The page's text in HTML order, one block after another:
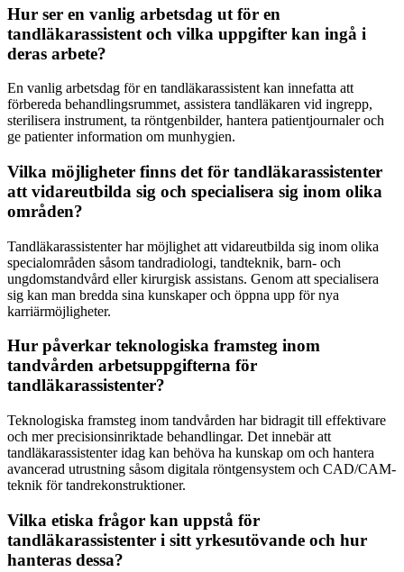
Hur ser en vanlig arbetsdag ut för en
tandläkarassistent och vilka uppgifter kan ingå i
deras arbete?
En vanlig arbetsdag för en tandläkarassistent kan innefatta att
förbereda behandlingsrummet, assistera tandläkaren vid ingrepp,
sterilisera instrument, ta röntgenbilder, hantera patientjournaler och
ge patienter information om munhygien.
Vilka möjligheter finns det för tandläkarassistenter
att vidareutbilda sig och specialisera sig inom olika
områden?
Tandläkarassistenter har möjlighet att vidareutbilda sig inom olika
specialområden såsom tandradiologi, tandteknik, barn- och
ungdomstandvård eller kirurgisk assistans. Genom att specialisera
sig kan man bredda sina kunskaper och öppna upp för nya
karriärmöjligheter.
Hur påverkar teknologiska framsteg inom
tandvården arbetsuppgifterna för
tandläkarassistenter?
Teknologiska framsteg inom tandvården har bidragit till effektivare
och mer precisionsinriktade behandlingar. Det innebär att
tandläkarassistenter idag kan behöva ha kunskap om och hantera
avancerad utrustning såsom digitala röntgensystem och CAD/CAM-
teknik för tandrekonstruktioner.
Vilka etiska frågor kan uppstå för
tandläkarassistenter i sitt yrkesutövande och hur
hanteras dessa?